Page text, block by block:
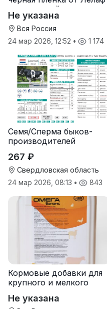
для траншей и ям
силоса/сенажа
Не указана
Вся Россия
24 мар 2026, 12:52 • 1 174
Семя/Сперма быков-
производителей
267 ₽
Свердловская область
24 мар 2026, 08:13 • 843
Кормовые добавки для
крупного и мелкого
Не указана